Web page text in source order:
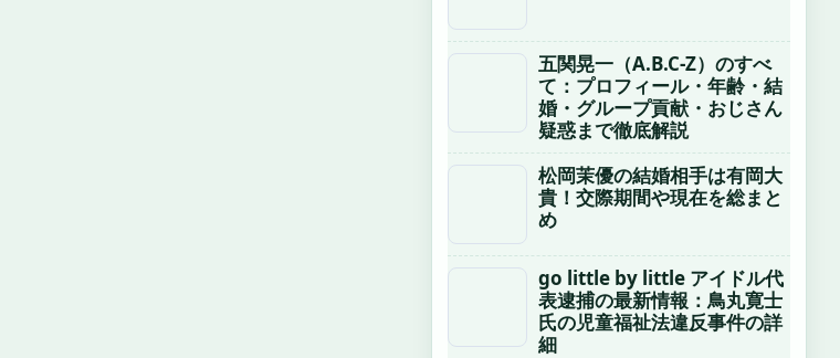
五関晃一（A.B.C-Z）のすべ
て：プロフィール・年齢・結
婚・グループ貢献・おじさん
疑惑まで徹底解説
松岡茉優の結婚相手は有岡大
貴！交際期間や現在を総まと
め
go little by little アイドル代
表逮捕の最新情報：鳥丸寛士
氏の児童福祉法違反事件の詳
細